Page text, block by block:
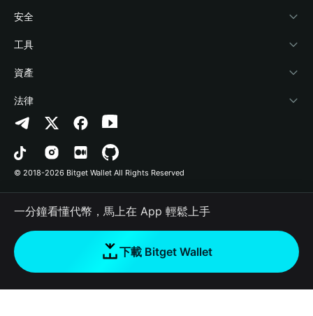
學院
加密資訊
幫助中心
‌聯繫我們
品牌資源
工作機會
Stablecoin Earn
Payfi Crypto
Crypto Swap API
Altcoin Season Index
Prediction Markets
DApp
RWA
如何購買加密貨幣
開發者文件
連接錢包
Bitget Wallet Pay
合作上架
安全
風險保障基金
安全防護技術
工具
快捷買幣
授權檢測
合約檢測
批次轉帳
資產
Arbitrum
Avalanche
Bitcoin
Polygon
法律
隱私協議
用戶使用協議
© 2018-2026 Bitget Wallet All Rights Reserved
一分鐘看懂代幣，馬上在 App 輕鬆上手
下載 Bitget Wallet